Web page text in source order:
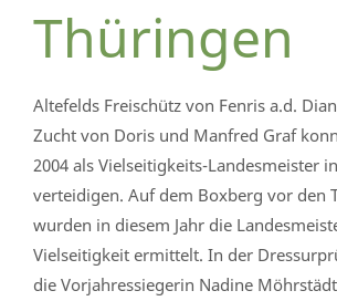
Thüringen
Altefelds Freischütz von Fenris a.d.
Zucht von Doris und Manfred Graf
2004 als Vielseitigkeits-Landesmeister
verteidigen. Auf dem Boxberg vor den
wurden in diesem Jahr die
Vielseitigkeit ermittelt. In der
die Vorjahressiegerin Nadine